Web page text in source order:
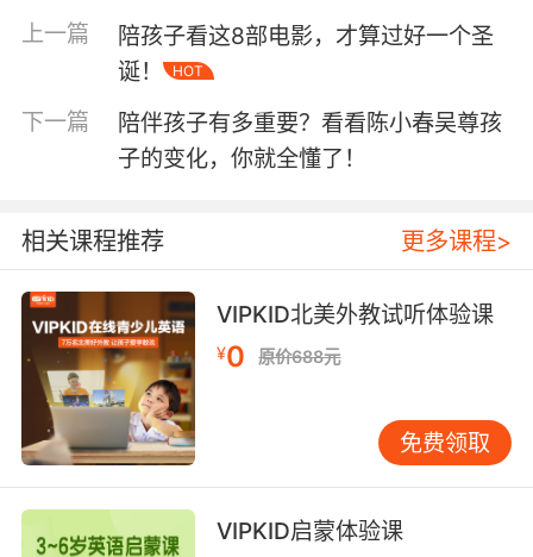
评价。在孩子成长的过程中，童年时期的生活经验积
如何将旅行与亲子教育结合起来， 让孩子在旅行途中
茁壮成长，相信每位爸爸妈妈都有自己的见解。
1月18日（本周四
，VIPKID家长V课堂邀
请到了亲子旅行畅销书作者，台湾地区著名
上一篇
陪孩子看这8部电影，才算过好一个圣
诞！
HOT
下一篇
陪伴孩子有多重要？看看陈小春吴尊孩
子的变化，你就全懂了！
相关课程推荐 更多课程>
VIPKID北美外教试听体验课
¥0 原价688元
免费领取
VIPKID启蒙体验课